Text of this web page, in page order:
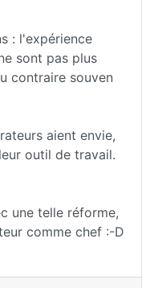
: l'expérience
sont pas plus
contraire souven
aient envie,
outil de travail.
une telle réforme,
comme chef :-D